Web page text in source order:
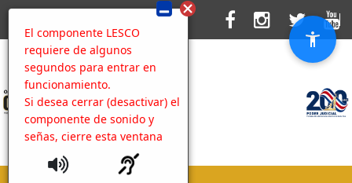
El componente LESCO
requiere de algunos
segundos para entrar en
funcionamiento.
Si desea cerrar (desactivar) el
componente de sonido y
señas, cierre esta ventana